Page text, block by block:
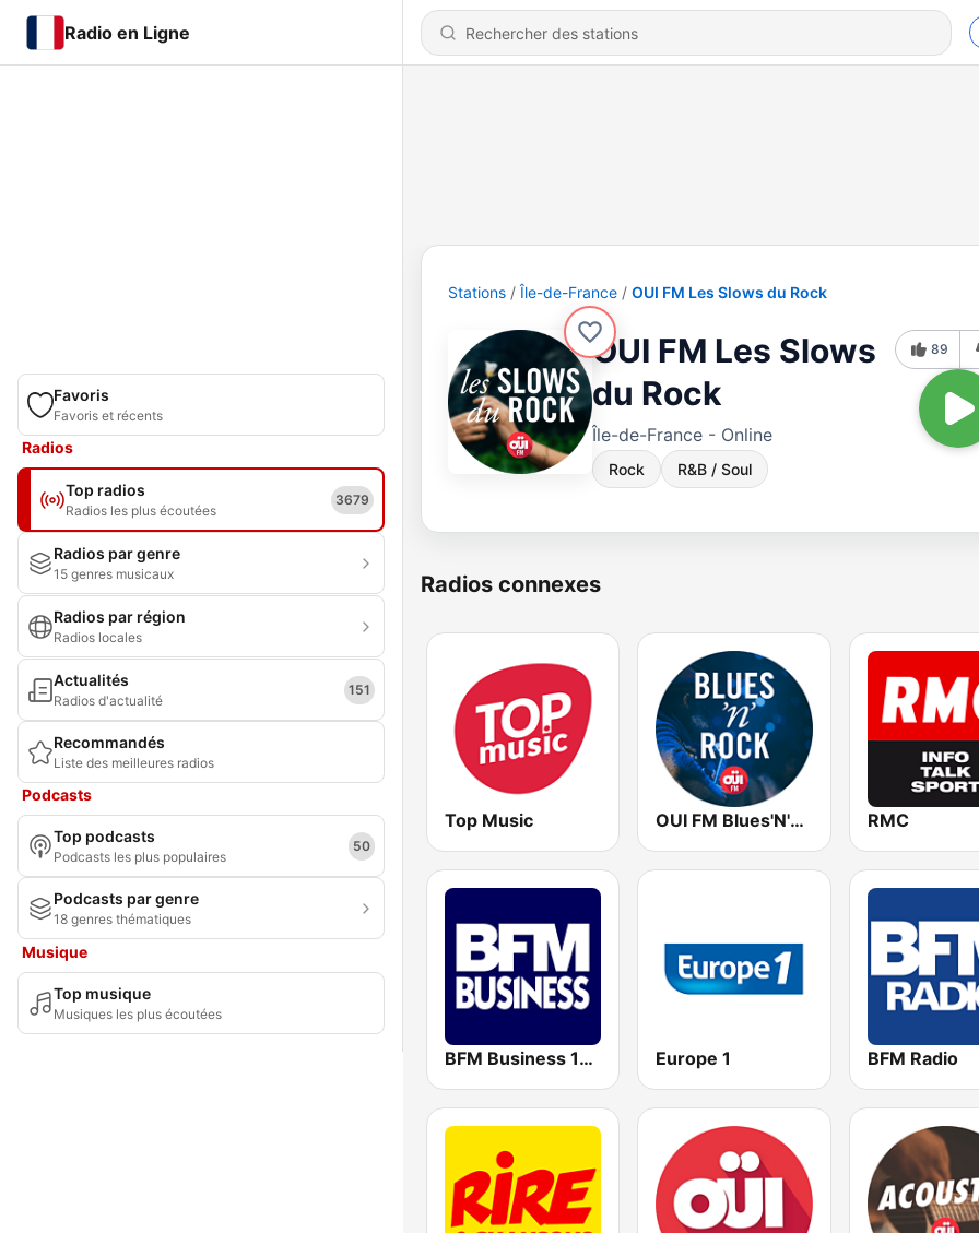
Radio en Ligne
Favoris
Favoris et récents
Radios
Top radios
Radios les plus écoutées
3679
Radios par genre
15 genres musicaux
Radios par région
Radios locales
Actualités
Radios d'actualité
151
Recommandés
Liste des meilleures radios
Podcasts
Top podcasts
Podcasts les plus populaires
50
Podcasts par genre
18 genres thématiques
Musique
Top musique
Musiques les plus écoutées
Stations Île-de-France OUI FM Les Slows du Rock
OUI FM Les Slows
du Rock
Île-de-France - Online
Rock R&B / Soul
89
Radios connexes
Top Music OUI FM Blues'N'Rock RMC
BFM Business 100.8 FM Europe 1 BFM Radio